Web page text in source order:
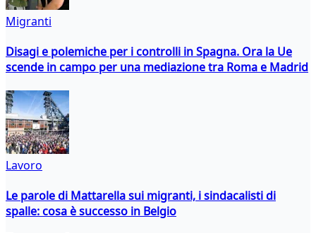
Migranti
Disagi e polemiche per i controlli in Spagna. Ora la Ue
scende in campo per una mediazione tra Roma e Madrid
Lavoro
Le parole di Mattarella sui migranti, i sindacalisti di
spalle: cosa è successo in Belgio